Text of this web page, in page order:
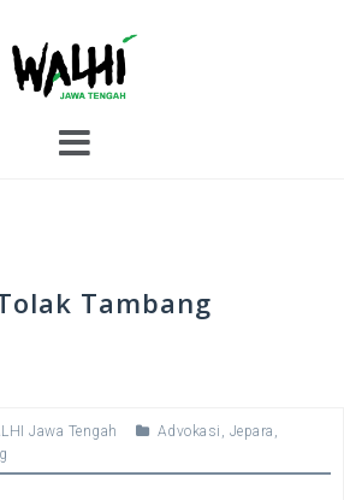
Tambang
Jawa Tengah Advokasi , Jepara ,